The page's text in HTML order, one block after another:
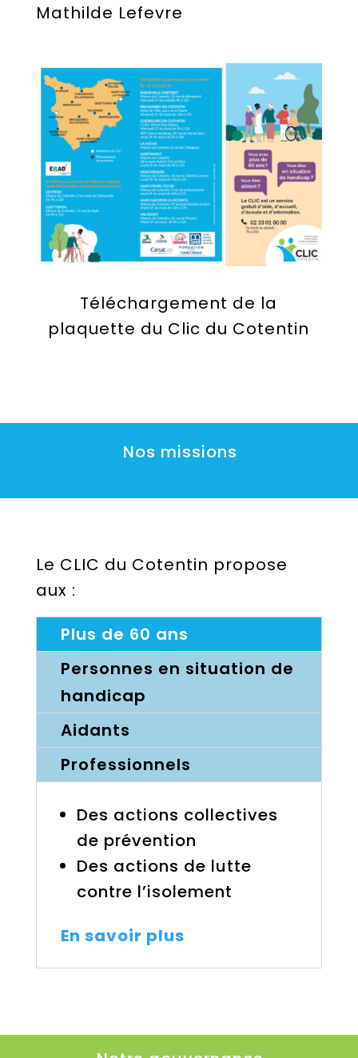
Mathilde Lefevre
Téléchargement de la
plaquette du Clic du Cotentin
Nos missions
Le CLIC du Cotentin propose
aux :
Plus de 60 ans
Personnes en situation de
handicap
Aidants
Professionnels
Des actions collectives
de prévention
Des actions de lutte
contre l’isolement
En savoir plus